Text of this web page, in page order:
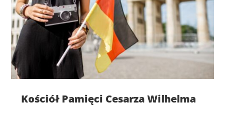
Kościół Pamięci Cesarza Wilhelma